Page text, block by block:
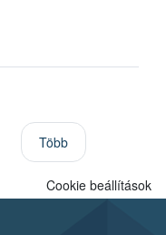
Több
Cookie beállítások